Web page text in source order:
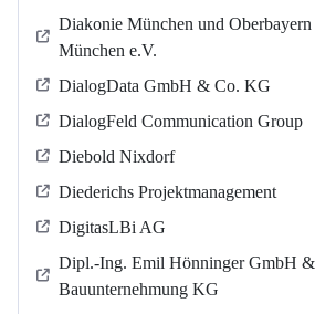
Diakonie München und
München e.V.
DialogData GmbH & Co. KG
DialogFeld Communication Group
Diebold Nixdorf
Diederichs Projektmanagement
DigitasLBi AG
Dipl.-Ing. Emil Hönninger GmbH
Bauunternehmung KG